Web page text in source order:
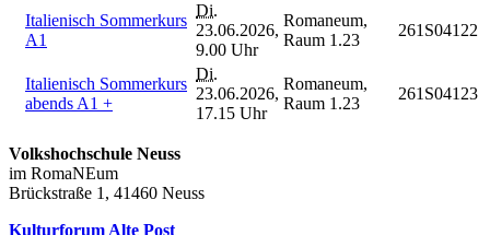
Italienisch Sommerkurs
A1
Di.
23.06.2026,
9.00 Uhr
Romaneum,
Raum 1.23
261S04122
Italienisch Sommerkurs
abends A1 +
Di.
23.06.2026,
17.15 Uhr
Romaneum,
Raum 1.23
261S04123
Volkshochschule Neuss
im RomaNEum
Brückstraße 1, 41460 Neuss
Kulturforum Alte Post